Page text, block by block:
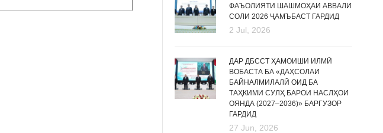
ФАЪОЛИЯТИ ШАШМОҲАИ АВВАЛИ
СОЛИ 2026 ҶАМЪБАСТ ГАРДИД
2 Jul, 2026
ДАР ДБССТ ҲАМОИШИ ИЛМӢ
ВОБАСТА БА «ДАҲСОЛАИ
БАЙНАЛМИЛАЛӢ ОИД БА
ТАҲКИМИ СУЛҲ БАРОИ НАСЛҲОИ
ОЯНДА (2027–2036)» БАРГУЗОР
ГАРДИД
27 Jun, 2026